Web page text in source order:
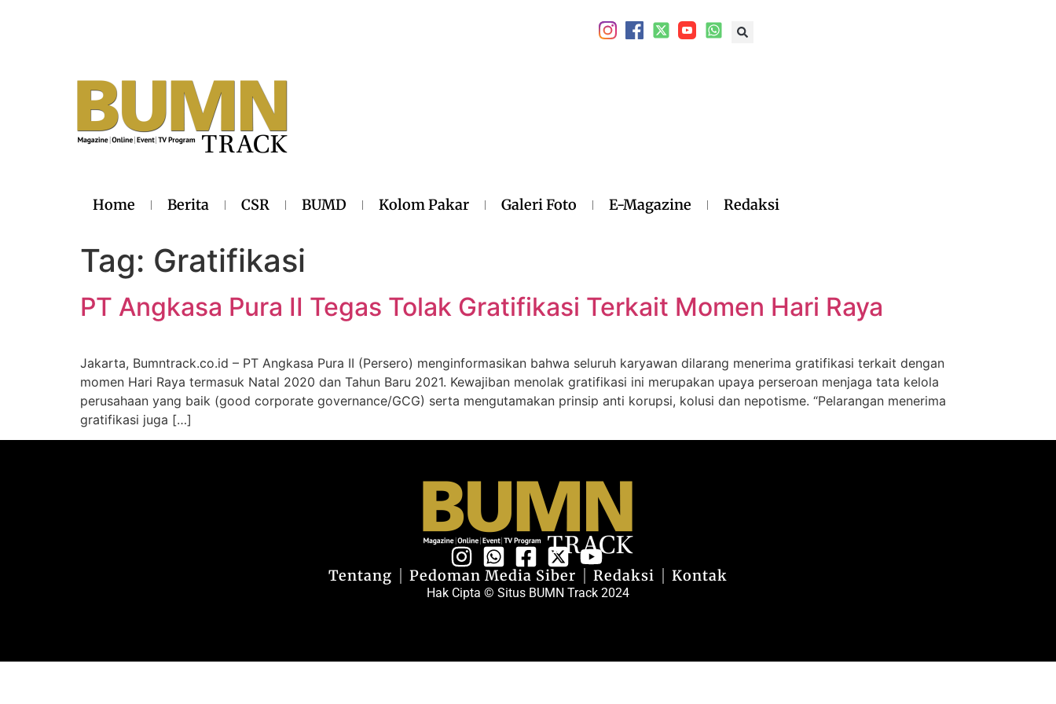
Home Berita CSR BUMD Kolom Pakar Galeri Foto E-Magazine Redaksi
Tag: Gratifikasi
PT Angkasa Pura II Tegas Tolak Gratifikasi Terkait Momen Hari Raya
Jakarta, Bumntrack.co.id – PT Angkasa Pura II (Persero) menginformasikan bahwa seluruh karyawan dilarang menerima gratifikasi terkait dengan
momen Hari Raya termasuk Natal 2020 dan Tahun Baru 2021. Kewajiban menolak gratifikasi ini merupakan upaya perseroan menjaga tata kelola
perusahaan yang baik (good corporate governance/GCG) serta mengutamakan prinsip anti korupsi, kolusi dan nepotisme. “Pelarangan menerima
gratifikasi juga […]
Hak Cipta © Situs BUMN Track 2024
Tentang Pedoman Media Siber Redaksi Kontak